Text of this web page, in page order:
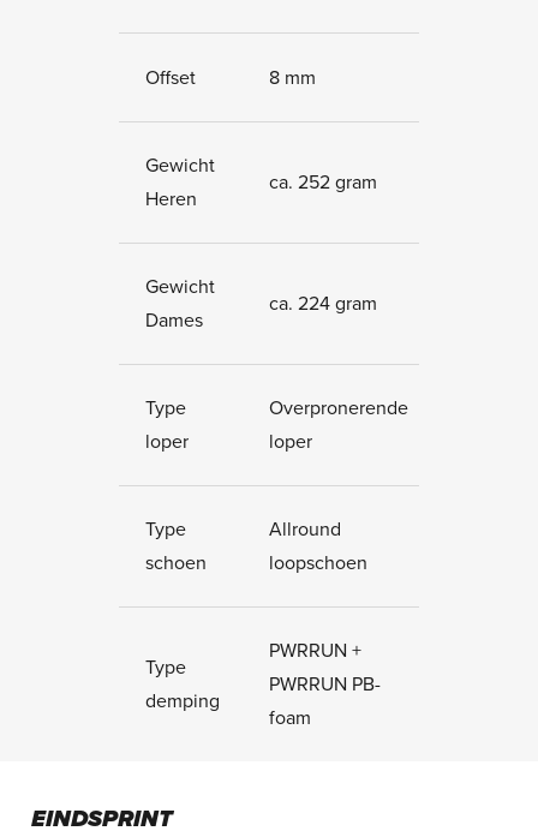
Offset 8 mm
Gewicht
Heren
ca. 252 gram
Gewicht
Dames
ca. 224 gram
Type
loper
Overpronerende
loper
Type
schoen
Allround
loopschoen
Type
demping
PWRRUN +
PWRRUN PB-
foam
EINDSPRINT